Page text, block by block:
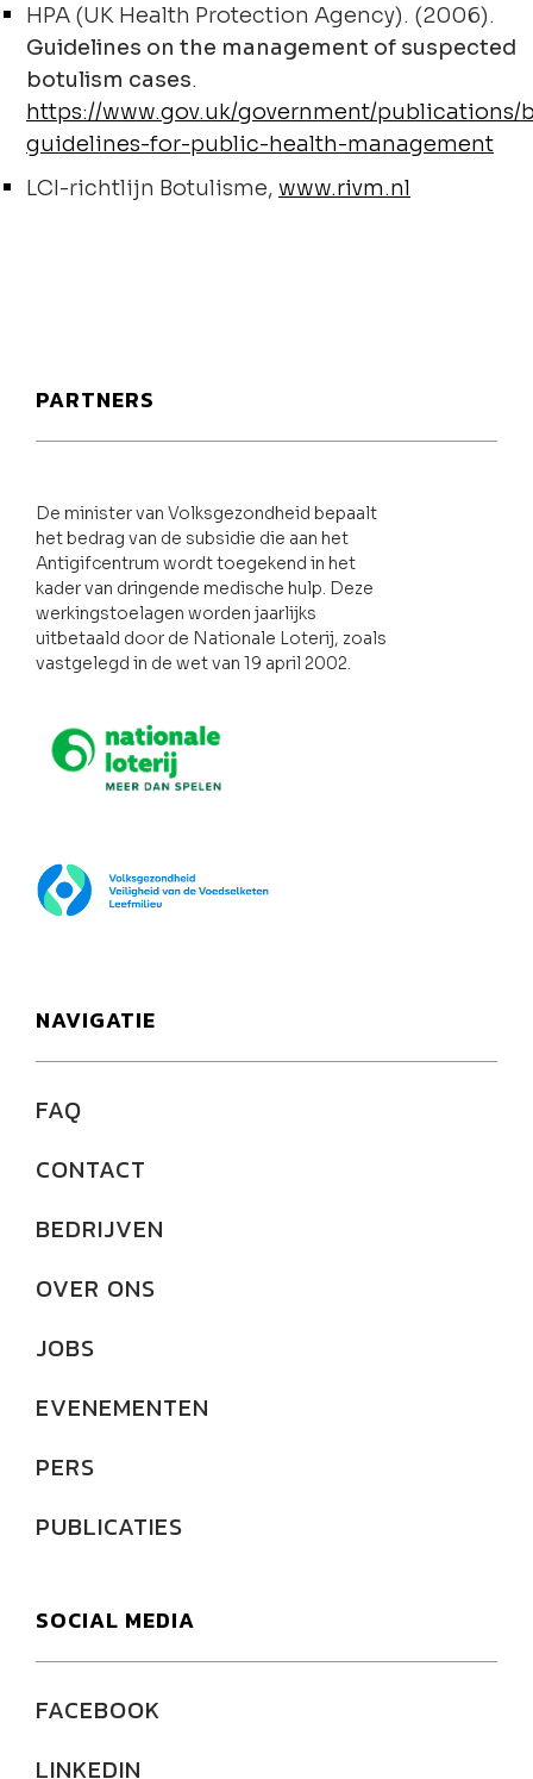
HPA (UK Health Protection Agency). (2006).
Guidelines on the management of suspected
botulism cases.
https://www.gov.uk/government/publications/
guidelines-for-public-health-management
LCI-richtlijn Botulisme, www.rivm.nl
PARTNERS
De minister van Volksgezondheid bepaalt
het bedrag van de subsidie die aan het
Antigifcentrum wordt toegekend in het
kader van dringende medische hulp. Deze
werkingstoelagen worden jaarlijks
uitbetaald door de Nationale Loterij, zoals
vastgelegd in de wet van 19 april 2002.
Nationale loterij
NAVIGATIE
FAQ
CONTACT
BEDRIJVEN
OVER ONS
JOBS
EVENEMENTEN
PERS
PUBLICATIES
SOCIAL MEDIA
FACEBOOK
LINKEDIN